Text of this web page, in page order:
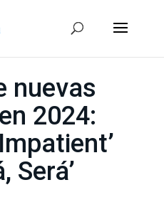
nuevas
2024:
Será’